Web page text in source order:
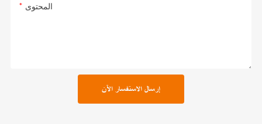
المحتوى
إرسال الاستفسار الآن